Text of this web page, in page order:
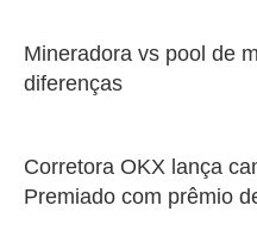
Mineradora vs pool de
diferenças
Corretora OKX lança
Premiado com prêmio